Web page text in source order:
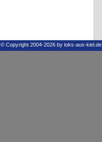
© Copyright 2004-2026 by loks-aus-kiel.de